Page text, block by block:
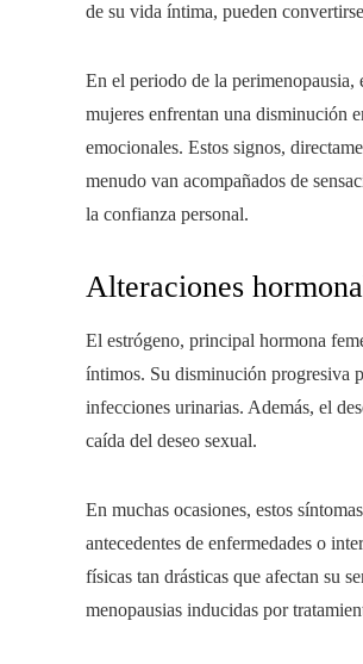
de su vida íntima, pueden
En el periodo de la perimenopausia,
mujeres enfrentan una disminución
emocionales. Estos signos,
menudo van acompañados de
la confianza personal.
Alteraciones
El estrógeno, principal hormona
íntimos. Su disminución progresiva
infecciones urinarias. Además, el
caída del deseo sexual.
En muchas ocasiones, estos
antecedentes de enfermedades o
físicas tan drásticas que afectan su
menopausias inducidas por